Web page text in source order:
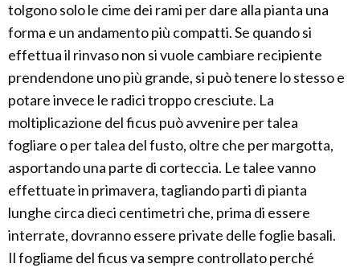
tolgono solo le cime dei rami per dare alla pianta una
forma e un andamento più compatti. Se quando si
effettua il rinvaso non si vuole cambiare recipiente
prendendone uno più grande, si può tenere lo stesso e
potare invece le radici troppo cresciute. La
moltiplicazione del ficus può avvenire per talea
fogliare o per talea del fusto, oltre che per margotta,
asportando una parte di corteccia. Le talee vanno
effettuate in primavera, tagliando parti di pianta
lunghe circa dieci centimetri che, prima di essere
interrate, dovranno essere private delle foglie basali.
Il fogliame del ficus va sempre controllato perché